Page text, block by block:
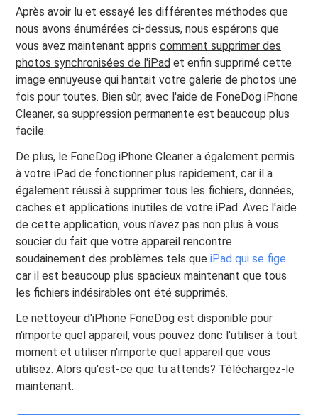
Après avoir lu et essayé les différentes méthodes que
nous avons énumérées ci-dessus, nous espérons que
vous avez maintenant appriscomment supprimer des
photos synchronisées de l'iPad et enfin supprimé cette
image ennuyeuse qui hantait votre galerie de photos une
fois pour toutes. Bien sûr, avec l'aide de FoneDog iPhone
Cleaner, sa suppression permanente est beaucoup plus
facile.
De plus, le FoneDog iPhone Cleaner a également permis
à votre iPad de fonctionner plus rapidement, car il a
également réussi à supprimer tous les fichiers, données,
caches et applications inutiles de votre iPad. Avec l'aide
de cette application, vous n'avez pas non plus à vous
soucier du fait que votre appareil rencontre
soudainement des problèmes tels queiPad qui se fige
car il est beaucoup plus spacieux maintenant que tous
les fichiers indésirables ont été supprimés.
Le nettoyeur d'iPhone FoneDog est disponible pour
n'importe quel appareil, vous pouvez donc l'utiliser à tout
moment et utiliser n'importe quel appareil que vous
utilisez. Alors qu'est-ce que tu attends? Téléchargez-le
maintenant.